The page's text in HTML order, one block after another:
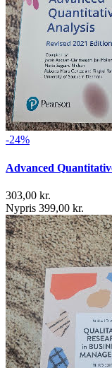
-24%
Advanced
303,00 kr.
Nypris 399,00 kr.